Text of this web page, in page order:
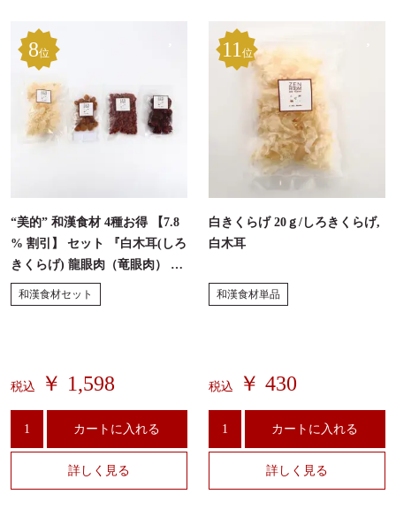
8位
“美的” 和漢食材 4種お得 【7.8
% 割引】 セット 『白木耳(しろ
きくらげ) 龍眼肉（竜眼肉） 棗
(なつめ) クコの実(枸杞子、ゴ
ジベリー)』
和漢食材セット
税込 ￥ 1,598
カートに入れる
詳しく見る
11 位
白きくらげ 20ｇ/しろきくらげ,
白木耳
和漢食材単品
税込 ￥ 430
カートに入れる
詳しく見る